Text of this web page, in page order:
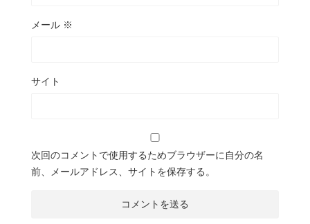
メール ※
サイト
次回のコメントで使用するためブラウザーに自分の名
前、メールアドレス、サイトを保存する。